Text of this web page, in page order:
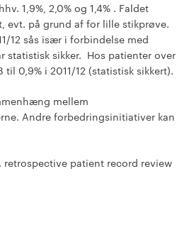
1,9%, 2,0% og 1,4% . Faldet
evt. på grund af for lille stikprøve.
12 sås især i forbindelse med
statistisk sikker. Hos patienter over
0,9% i 2011/12 (statistisk sikkert).
mellem
Andre forbedringsinitiativer kan
retrospective patient record review